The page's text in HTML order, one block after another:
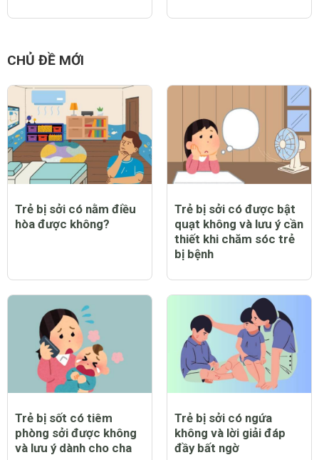
CHỦ ĐỀ MỚI
Trẻ bị sởi có nằm điều
hòa được không?
Trẻ bị sởi có được bật
quạt không và lưu ý cần
thiết khi chăm sóc trẻ
bị bệnh
Trẻ bị sốt có tiêm
phòng sởi được không
và lưu ý dành cho cha
Trẻ bị sởi có ngứa
không và lời giải đáp
đầy bất ngờ